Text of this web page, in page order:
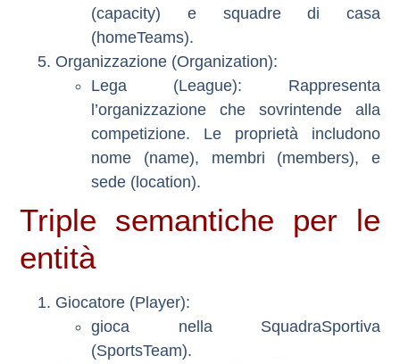
(capacity) e squadre di casa
(homeTeams).
Organizzazione (Organization):
Lega (League): Rappresenta
l’organizzazione che sovrintende alla
competizione. Le proprietà includono
nome (name), membri (members), e
sede (location).
Triple semantiche per le
entità
Giocatore (Player):
gioca nella SquadraSportiva
(SportsTeam).